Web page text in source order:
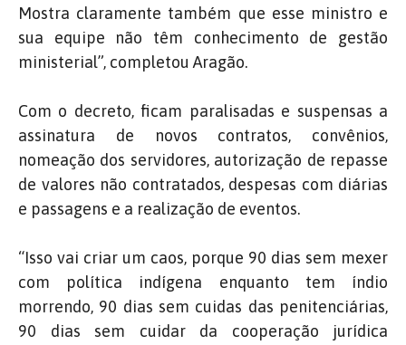
Mostra claramente também que esse ministro e
sua equipe não têm conhecimento de gestão
ministerial”, completou Aragão.
Com o decreto, ficam paralisadas e suspensas a
assinatura de novos contratos, convênios,
nomeação dos servidores, autorização de repasse
de valores não contratados, despesas com diárias
e passagens e a realização de eventos.
“Isso vai criar um caos, porque 90 dias sem mexer
com política indígena enquanto tem índio
morrendo, 90 dias sem cuidas das penitenciárias,
90 dias sem cuidar da cooperação jurídica